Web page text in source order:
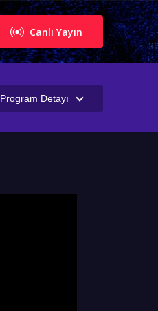
Canlı Yayın
Program Detayı